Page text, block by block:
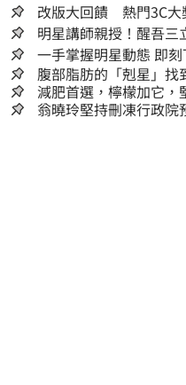
改版大回饋 熱門3C大
明星講師親授！醒吾三
一手掌
腹部脂肪的「剋星」
囊，瘦出小蠻腰
減肥首選，檸檬加它，
人生
翁曉玲堅持刪凍行政院